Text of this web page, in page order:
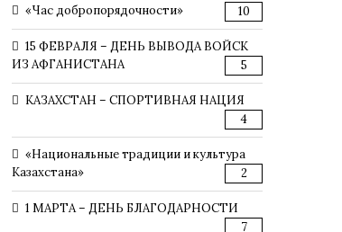
«Час добропорядочности» 10
15 ФЕВРАЛЯ – ДЕНЬ ВЫВОДА ВОЙСК
ИЗ АФГАНИСТАНА
5
КАЗАХСТАН – СПОРТИВНАЯ НАЦИЯ
4
«Национальные традиции и культура
Казахстана»
2
1 МАРТА – ДЕНЬ БЛАГОДАРНОСТИ
7